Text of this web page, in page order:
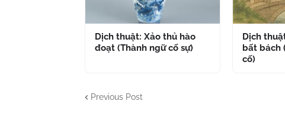
Dịch thuật: Xảo thủ hào
đoạt (Thành ngữ cố sự)
Dịch
bất bách
cố)
Previous Post